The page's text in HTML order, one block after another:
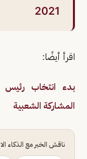
2021
اقرأ أيضًا:
بدء انتخاب رئيس
المشاركة الشعبية
ناقش الخبر مع الذكاء